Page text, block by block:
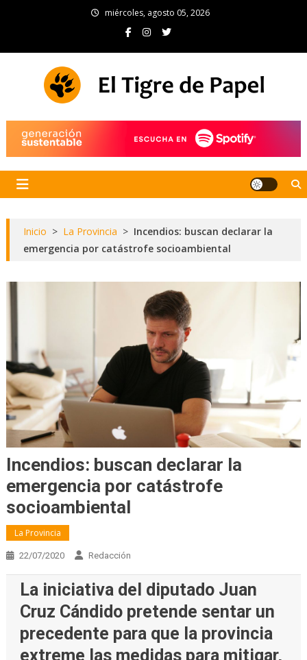
miércoles, agosto 05, 2026
Inicio > La Provincia > Incendios: buscan declarar la
emergencia por catástrofe socioambiental
Incendios: buscan declarar la
emergencia por catástrofe
socioambiental
La Provincia
22/07/2020 Redacción
La iniciativa del diputado Juan
Cruz Cándido pretende sentar un
precedente para que la provincia
extreme las medidas para mitigar,